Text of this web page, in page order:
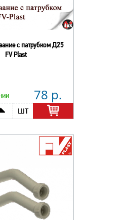
с патрубком Д25
FV Plast
78 р.
шт